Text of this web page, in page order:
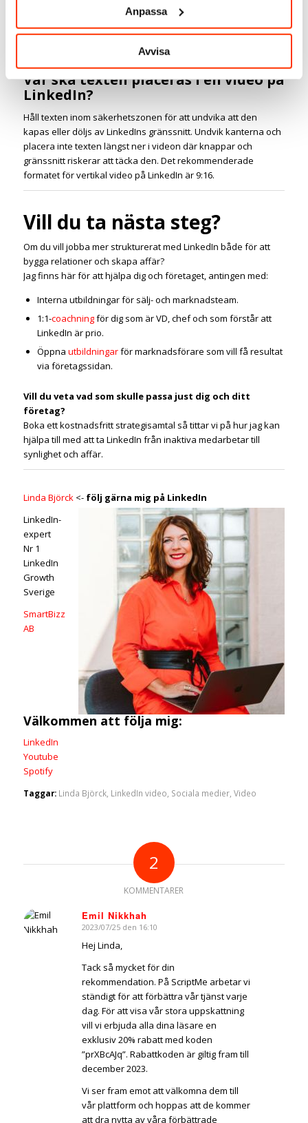
Anpassa
Avvisa
och Veed har alla gratisnivåer men med begränsningar som
vattenmärke eller begränsad uppladdningstid. YouTube textar
automatiskt och är helt gratis, numera även till svenska.
Var ska texten placeras i en video på
LinkedIn?
Håll texten inom säkerhetszonen för att undvika att den
kapas eller döljs av LinkedIns gränssnitt. Undvik kanterna och
placera inte texten längst ner i videon där knappar och
gränssnitt riskerar att täcka den. Det rekommenderade
formatet för vertikal video på LinkedIn är 9:16.
Vill du ta nästa steg?
Om du vill jobba mer strukturerat med LinkedIn både för att
bygga relationer och skapa affär?
Jag finns här för att hjälpa dig och företaget, antingen med:
Interna utbildningar för sälj- och marknadsteam.
1:1-coachningför dig som är VD, chef och som förstår att
LinkedIn är prio.
Öppna utbildningarför marknadsförare som vill få resultat
via företagssidan.
Vill du veta vad som skulle passa just dig och ditt
företag?
Boka ett kostnadsfritt strategisamtal så tittar vi på hur jag kan
hjälpa till med att ta LinkedIn från inaktiva medarbetar till
synlighet och affär.
Linda Björck<- följ gärna mig på LinkedIn
LinkedIn-
expert
Nr 1
LinkedIn
Growth
Sverige
SmartBizz
AB
Välkommen att följa mig:
LinkedIn
Youtube
Spotify
Taggar: Linda Björck, LinkedIn video, Sociala medier, Video
2
KOMMENTARER
Emil Nikkhah
says:
2023/07/25 den 16:10
Hej Linda,
Tack så mycket för din
rekommendation. På ScriptMe arbetar vi
ständigt för att förbättra vår tjänst varje
dag. För att visa vår stora uppskattning
vill vi erbjuda alla dina läsare en
exklusiv 20% rabatt med koden
”prXBcAJq”. Rabattkoden är giltig fram till
december 2023.
Vi ser fram emot att välkomna dem till
vår plattform och hoppas att de kommer
att dra nytta av våra förbättrade